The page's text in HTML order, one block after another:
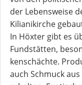
der Lebensweise
Kilianikirche
In Höxter gibt es
Fundstätten,
kenschächte.
auch Schmuck